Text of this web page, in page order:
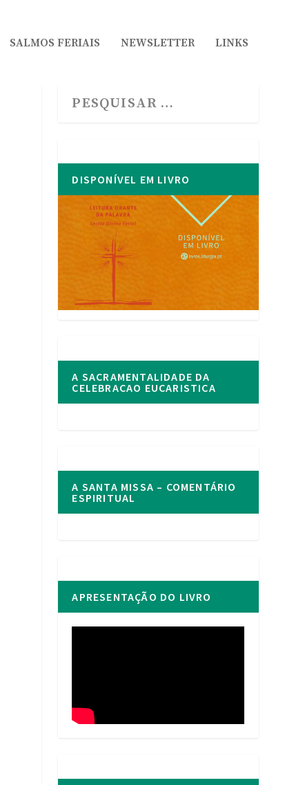
SALMOS FERIAIS NEWSLETTER LINKS
DISPONÍVEL EM LIVRO
A SACRAMENTALIDADE DA
CELEBRACAO EUCARISTICA
A SANTA MISSA – COMENTÁRIO
ESPIRITUAL
APRESENTAÇÃO DO LIVRO